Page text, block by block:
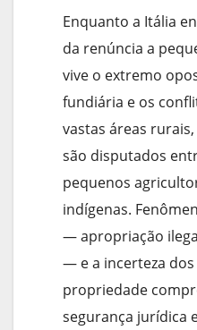
Enquanto a Itália
da renúncia a
vive o extremo
fundiária e os
vastas áreas
são disputados
pequenos
indígenas.
— apropriação
— e a incerteza
propriedade
segurança jurídica